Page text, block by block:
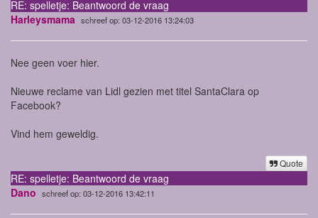
RE: spelletje: Beantwoord de vraag
Harleysmama schreef op: 03-12-2016 13:24:03
Nee geen voer hier.
Nieuwe reclame van Lidl gezien met titel SantaClara op
Facebook?
Vind hem geweldig.
Quote
RE: spelletje: Beantwoord de vraag
Dano schreef op: 03-12-2016 13:42:11